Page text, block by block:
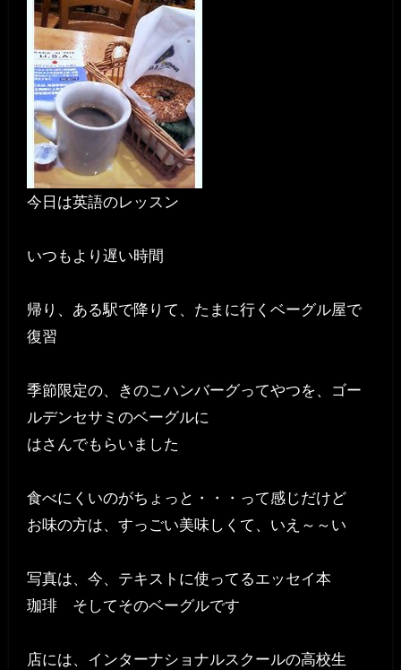
今日は英語のレッスン
いつもより遅い時間
帰り、ある駅で降りて、たまに行くベーグル屋で
復習
季節限定の、きのこハンバーグってやつを、ゴー
ルデンセサミのベーグルに
はさんでもらいました
食べにくいのがちょっと・・・って感じだけど
お味の方は、すっごい美味しくて、いえ～～い
写真は、今、テキストに使ってるエッセイ本
珈琲 そしてそのベーグルです
店には、インターナショナルスクールの高校生